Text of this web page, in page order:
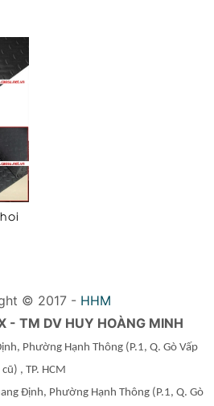
© 2017 - HHM
- TM DV HUY HOÀNG MINH
Phường Hạnh Thông (P.1, Q. Gò Vấp
cũ) , TP. HCM
Định, Phường Hạnh Thông(P.1, Q. Gò